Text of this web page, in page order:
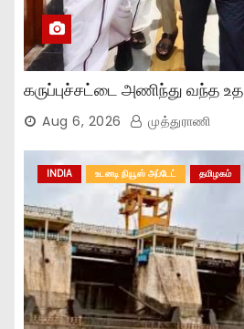
கருப்புச்சட்டை அணிந்து வந்த
Aug 6, 2026 முத்துராணி
INDIA உடனடி நியூஸ் அப்டேட் தமிழகம்